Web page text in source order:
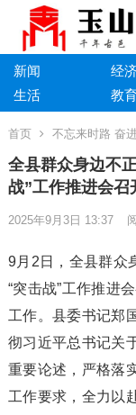
新闻 经
生活
教
首页 不忘来时路 奋
全县群众身边不
战”工作推进会召
2025年9月3日 13:37
9月2日，全县群众
“突击战”工作推进
工作。县委书记郑
彻习近平总书记关
重要论述，严格落
工作要求，全力以